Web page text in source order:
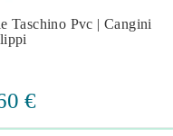

Taschino Pvc | Cangini
€